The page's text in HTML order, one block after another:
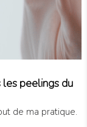
peelings du
de ma pratique.